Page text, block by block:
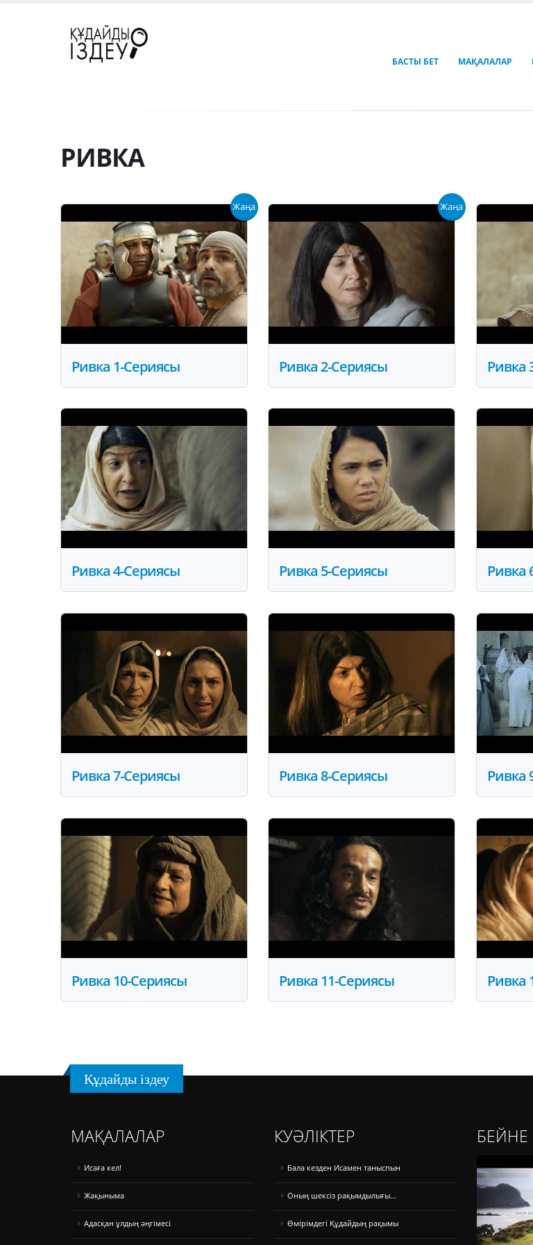
БАСТЫ БЕТ МАҚАЛАЛАР
РИВКА
Жаңа
Ривка 1-Сериясы
Жаңа
Ривка 2-Сериясы Ривка
Ривка 4-Сериясы Ривка 5-Сериясы Ривка
Ривка 7-Сериясы Ривка 8-Сериясы Ривка
Ривка 10-Сериясы Ривка 11-Сериясы Ривка
Құдайды іздеу
МАҚАЛАЛАР
Исаға кел!
Жақыныма
Адасқан ұлдың әңгімесі
КУӘЛІКТЕР
Бала кезден Исамен таныспын
Оның шексіз рақымдылығы...
Өмірімдегі Құдайдың рақымы
БЕЙНЕ